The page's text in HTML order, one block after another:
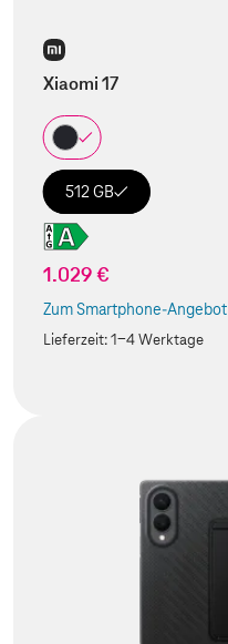
Xiaomi 17
512 GB
1.029 €
Zum Smartphone-
(Der Link wird in einem
Lieferzeit:1-4 Werktage